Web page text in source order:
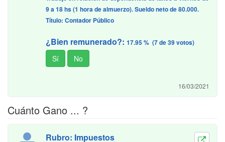
9 a 18 hs (1 hora de almuerzo). Sueldo neto de 80.000.
Título: Contador Público
¿Bien remunerado?: 17.95 % (7 de 39 votos)
16/03/2021
Cuánto Gano ... ?
Rubro: Impuestos